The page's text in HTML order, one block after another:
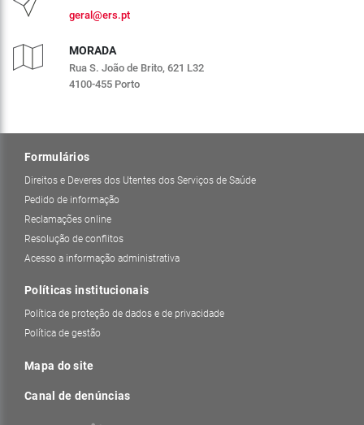
geral@ers.pt
MORADA
Rua S. João de Brito, 621 L32
4100-455 Porto
Formulários
Direitos e Deveres dos Utentes dos Serviços de Saúde
Pedido de informação
Reclamações online
Resolução de conflitos
Acesso a informação administrativa
Políticas institucionais
Política de proteção de dados e de privacidade
Política de gestão
Mapa do site
Canal de denúncias